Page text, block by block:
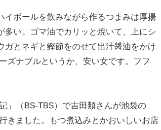
ボールを飲みながら作るつまみは厚揚
多い。ゴマ油でカリッと焼いて、上にシ
ガとネギと鰹節をのせて出汁醤油をかけ
ズナブルというか、安い女です。フフ
」（BS-TBS）で吉田類さんが池袋の
きました。もつ煮込みとかおいしいお店